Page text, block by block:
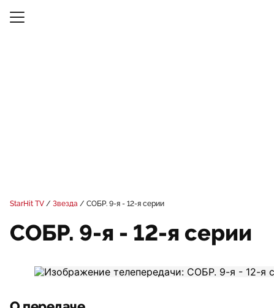
StarHit TV Звезда СОБР. 9-я - 12-я серии
СОБР. 9-я - 12-я серии